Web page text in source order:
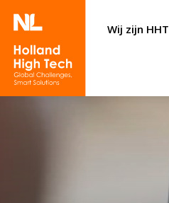
Wij zijn HHT